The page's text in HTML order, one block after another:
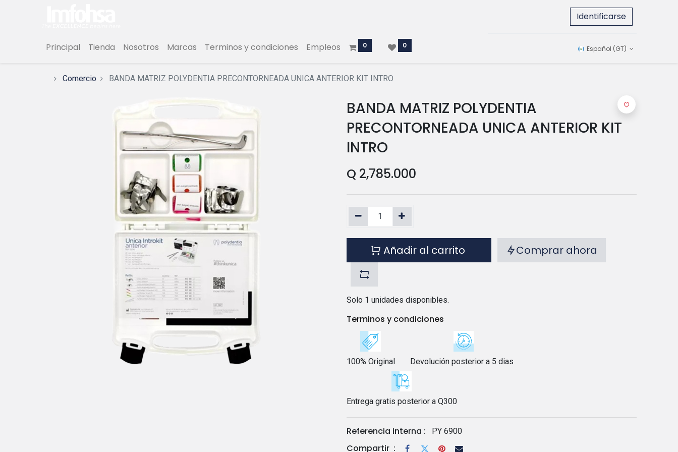
Identificarse
Principal Tienda Nosotros Marcas Terminos y condiciones Empleos 0 0 Español (GT)
Comercio BANDA MATRIZ POLYDENTIA PRECONTORNEADA UNICA ANTERIOR KIT INTRO
BANDA MATRIZ POLYDENTIA
PRECONTORNEADA UNICA ANTERIOR KIT
INTRO
Q 2,785.000
Añadir al carrito Comprar ahora
Solo 1 unidades disponibles.
Terminos y condiciones
100% Original Devolución posterior a 5 dias
Entrega gratis posterior a Q300
Referencia interna : PY 6900
Compartir :